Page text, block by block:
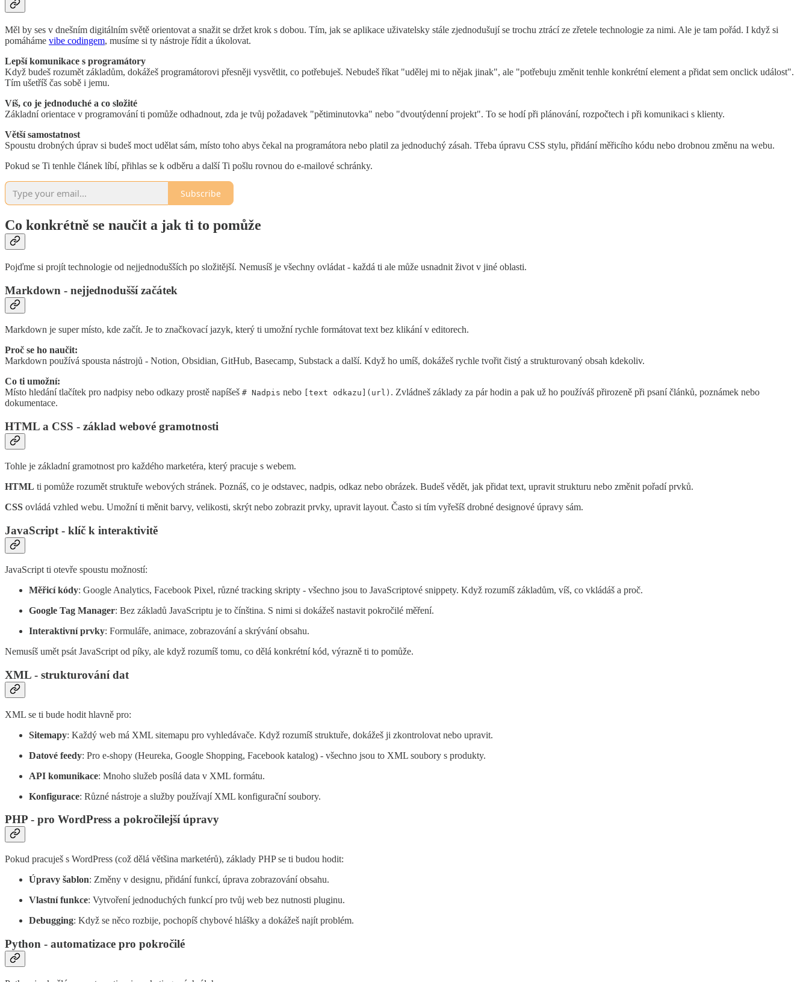
Měl by ses v dnešním digitálním světě orientovat a snažit se držet krok s dobou. Tím, jak se aplikace uživatelsky stále zjednodušují se trochu ztrácí ze zřetele technologie za nimi. Ale je tam pořád. I když si
pomáháme vibe codingem, musíme si ty nástroje řídit a úkolovat.
Lepší komunikace s programátory
Když budeš rozumět základům, dokážeš programátorovi přesněji vysvětlit, co potřebuješ. Nebudeš říkat "udělej mi to nějak jinak", ale "potřebuju změnit tenhle konkrétní element a přidat sem onclick událost".
Tím ušetříš čas sobě i jemu.
Víš, co je jednoduché a co složité
Základní orientace v programování ti pomůže odhadnout, zda je tvůj požadavek "pětiminutovka" nebo "dvoutýdenní projekt". To se hodí při plánování, rozpočtech i při komunikaci s klienty.
Větší samostatnost
Spoustu drobných úprav si budeš moct udělat sám, místo toho abys čekal na programátora nebo platil za jednoduchý zásah. Třeba úpravu CSS stylu, přidání měřicího kódu nebo drobnou změnu na webu.
Pokud se Ti tenhle článek líbí, přihlas se k odběru a další Ti pošlu rovnou do e-mailové schránky.
Subscribe
Co konkrétně se naučit a jak ti to pomůže
Pojďme si projít technologie od nejjednodušších po složitější. Nemusíš je všechny ovládat - každá ti ale může usnadnit život v jiné oblasti.
Markdown - nejjednodušší začátek
Markdown je super místo, kde začít. Je to značkovací jazyk, který ti umožní rychle formátovat text bez klikání v editorech.
Proč se ho naučit:
Markdown používá spousta nástrojů - Notion, Obsidian, GitHub, Basecamp, Substack a další. Když ho umíš, dokážeš rychle tvořit čistý a strukturovaný obsah kdekoliv.
Co ti umožní:
Místo hledání tlačítek pro nadpisy nebo odkazy prostě napíšeš # Nadpis nebo [text odkazu](url) . Zvládneš základy za pár hodin a pak už ho používáš přirozeně při psaní článků, poznámek nebo
dokumentace.
HTML a CSS - základ webové gramotnosti
Tohle je základní gramotnost pro každého marketéra, který pracuje s webem.
HTML ti pomůže rozumět struktuře webových stránek. Poznáš, co je odstavec, nadpis, odkaz nebo obrázek. Budeš vědět, jak přidat text, upravit strukturu nebo změnit pořadí prvků.
CSS ovládá vzhled webu. Umožní ti měnit barvy, velikosti, skrýt nebo zobrazit prvky, upravit layout. Často si tím vyřešíš drobné designové úpravy sám.
JavaScript - klíč k interaktivitě
JavaScript ti otevře spoustu možností:
Měřicí kódy: Google Analytics, Facebook Pixel, různé tracking skripty - všechno jsou to JavaScriptové snippety. Když rozumíš základům, víš, co vkládáš a proč.
Google Tag Manager: Bez základů JavaScriptu je to čínština. S nimi si dokážeš nastavit pokročilé měření.
Interaktivní prvky: Formuláře, animace, zobrazování a skrývání obsahu.
Nemusíš umět psát JavaScript od píky, ale když rozumíš tomu, co dělá konkrétní kód, výrazně ti to pomůže.
XML - strukturování dat
XML se ti bude hodit hlavně pro:
Sitemapy: Každý web má XML sitemapu pro vyhledávače. Když rozumíš struktuře, dokážeš ji zkontrolovat nebo upravit.
Datové feedy: Pro e-shopy (Heureka, Google Shopping, Facebook katalog) - všechno jsou to XML soubory s produkty.
API komunikace: Mnoho služeb posílá data v XML formátu.
Konfigurace: Různé nástroje a služby používají XML konfigurační soubory.
PHP - pro WordPress a pokročilejší úpravy
Pokud pracuješ s WordPress (což dělá většina marketérů), základy PHP se ti budou hodit:
Úpravy šablon: Změny v designu, přidání funkcí, úprava zobrazování obsahu.
Vlastní funkce: Vytvoření jednoduchých funkcí pro tvůj web bez nutnosti pluginu.
Debugging: Když se něco rozbije, pochopíš chybové hlášky a dokážeš najít problém.
Python - automatizace pro pokročilé